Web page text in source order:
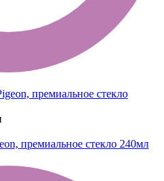
премиальное стекло 240мл